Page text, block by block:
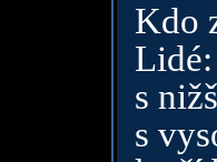
Kdo
Lidé:
s
s